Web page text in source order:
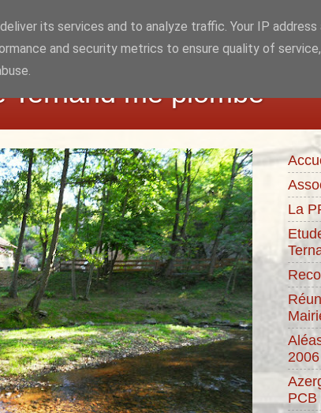
Ternand me plombe
La
2006
PCB
its services and to analyze traffic. Your IP address
and security metrics to ensure quality of